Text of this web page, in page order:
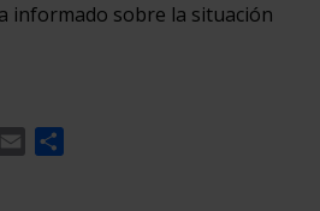
informado sobre la situación
Telegram
Email